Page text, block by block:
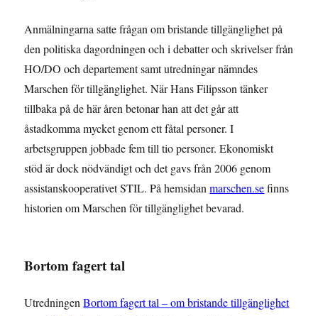
Anmälningarna satte frågan om bristande tillgänglighet på
den politiska dagordningen och i debatter och skrivelser från
HO/DO och departement samt utredningar nämndes
Marschen för tillgänglighet. När Hans Filipsson tänker
tillbaka på de här åren betonar han att det går att
åstadkomma mycket genom ett fåtal personer. I
arbetsgruppen jobbade fem till tio personer. Ekonomiskt
stöd är dock nödvändigt och det gavs från 2006 genom
assistanskooperativet STIL. På hemsidanmarschen.sefinns
historien om Marschen för tillgänglighet bevarad.
Bortom fagert tal
UtredningenBortom fagert tal – om bristande tillgänglighet